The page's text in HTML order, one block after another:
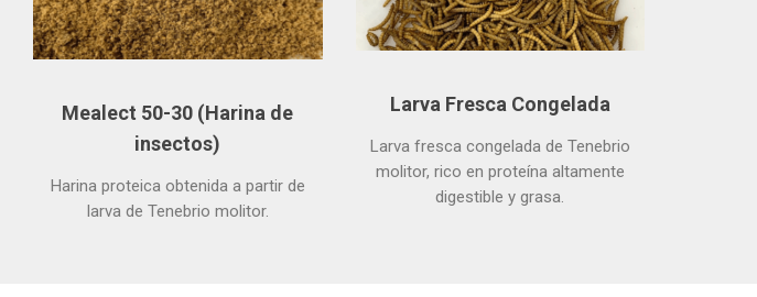
Mealect 50-30 (Harina de
insectos)
Harina proteica obtenida a partir de
larva de Tenebrio molitor.
Larva Fresca Congelada
Larva fresca congelada de Tenebrio
molitor, rico en proteína altamente
digestible y grasa.